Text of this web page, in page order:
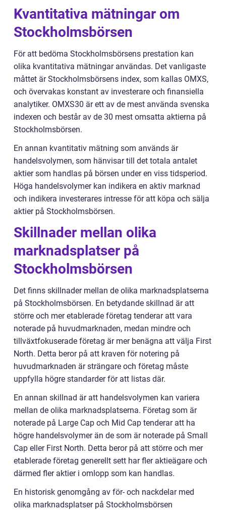
Kvantitativa mätningar om
Stockholmsbörsen
För att bedöma Stockholmsbörsens prestation kan
olika kvantitativa mätningar användas. Det vanligaste
måttet är Stockholmsbörsens index, som kallas OMXS,
och övervakas konstant av investerare och finansiella
analytiker. OMXS30 är ett av de mest använda svenska
indexen och består av de 30 mest omsatta aktierna på
Stockholmsbörsen.
En annan kvantitativ mätning som används är
handelsvolymen, som hänvisar till det totala antalet
aktier som handlas på börsen under en viss tidsperiod.
Höga handelsvolymer kan indikera en aktiv marknad
och indikera investerares intresse för att köpa och sälja
aktier på Stockholmsbörsen.
Skillnader mellan olika
marknadsplatser på
Stockholmsbörsen
Det finns skillnader mellan de olika marknadsplatserna
på Stockholmsbörsen. En betydande skillnad är att
större och mer etablerade företag tenderar att vara
noterade på huvudmarknaden, medan mindre och
tillväxtfokuserade företag är mer benägna att välja First
North. Detta beror på att kraven för notering på
huvudmarknaden är strängare och företag måste
uppfylla högre standarder för att listas där.
En annan skillnad är att handelsvolymen kan variera
mellan de olika marknadsplatserna. Företag som är
noterade på Large Cap och Mid Cap tenderar att ha
högre handelsvolymer än de som är noterade på Small
Cap eller First North. Detta beror på att större och mer
etablerade företag generellt sett har fler aktieägare och
därmed fler aktier i omlopp som kan handlas.
En historisk genomgång av för- och nackdelar med
olika marknadsplatser på Stockholmsbörsen